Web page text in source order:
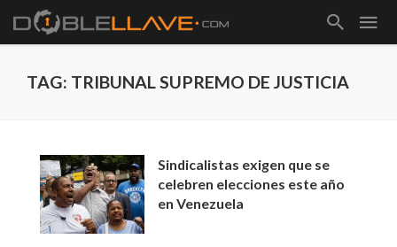
TAG: TRIBUNAL SUPREMO DE JUSTICIA
Sindicalistas exigen que se
celebren elecciones este año
en Venezuela